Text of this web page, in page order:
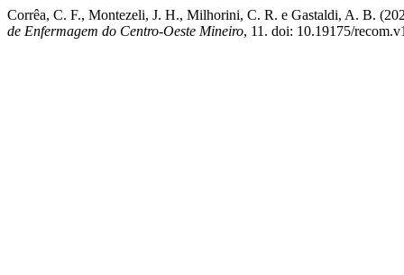
Corrêa, C. F., Montezeli, J. H., Milhorini, C. R. e Gastaldi, A. B.
de Enfermagem do Centro-Oeste Mineiro, 11. doi: 10.19175/